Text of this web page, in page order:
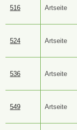
516 Artseite
524 Artseite
536 Artseite
549 Artseite